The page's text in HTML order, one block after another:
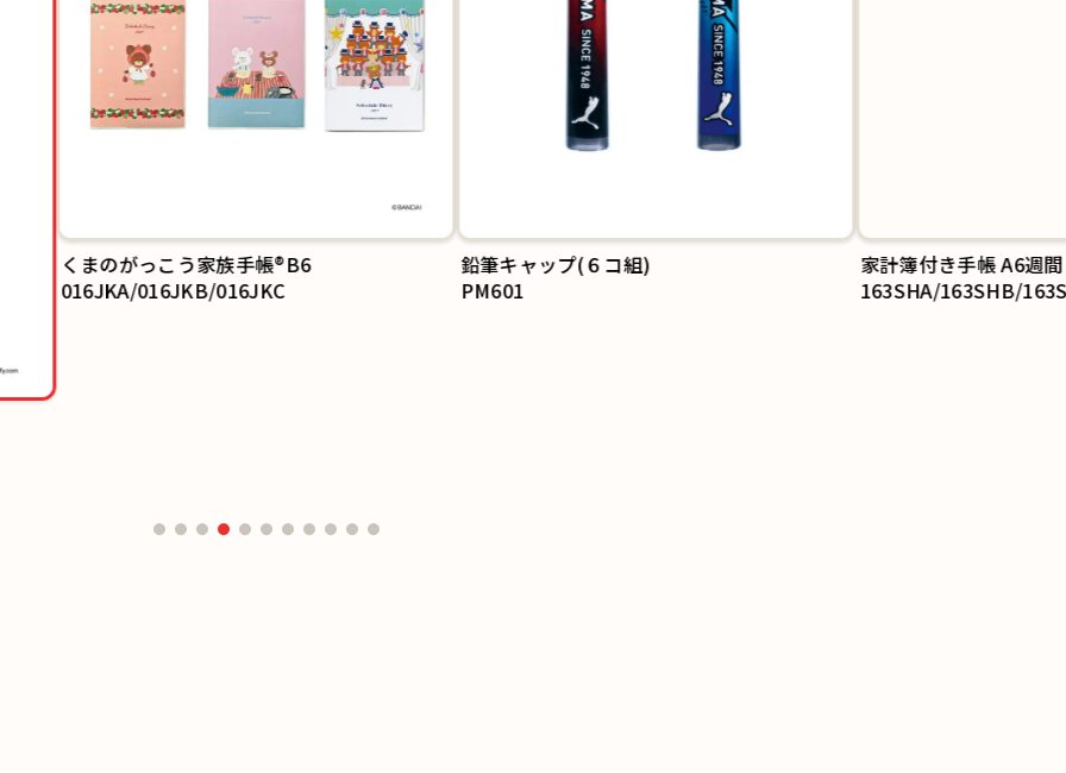
くまのがっこう家族手帳®B6
016JKA/016JKB/016JKC
鉛筆キャップ(６コ組)
PM601
家計簿付き手帳 A6週間
163SHA/163SHB/163SHC